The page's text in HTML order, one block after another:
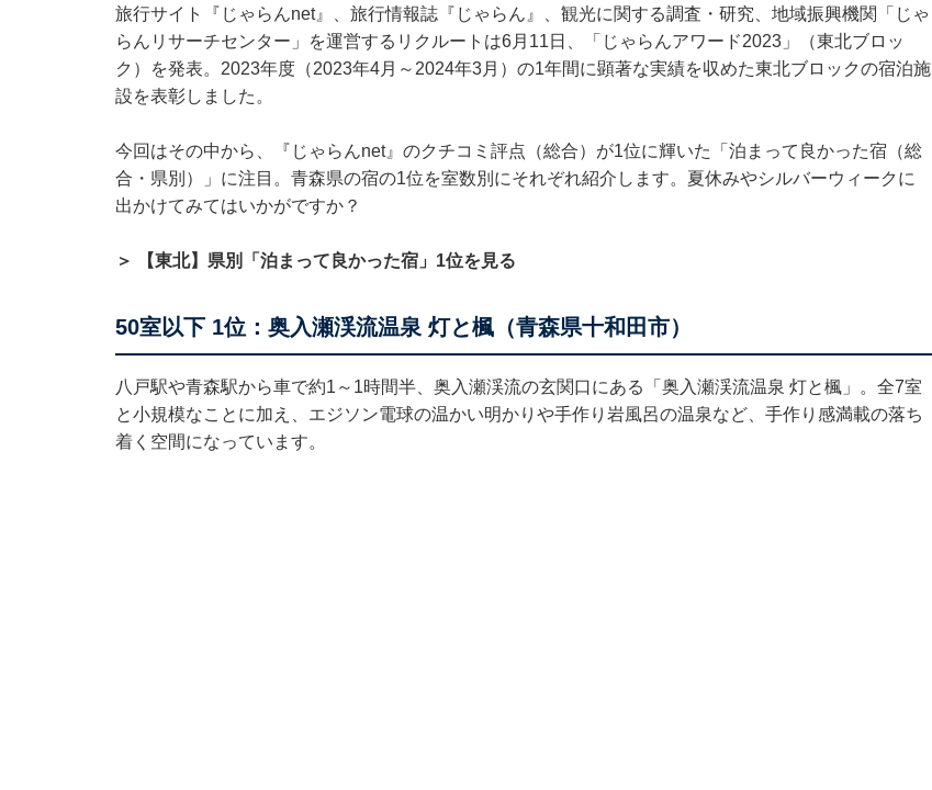
旅行サイト『じゃらんnet』、旅行情報誌『じゃらん』、観光に関する調査・研究、地域振興機関「じゃ
らんリサーチセンター」を運営するリクルートは6月11日、「じゃらんアワード2023」（東北ブロッ
ク）を発表。2023年度（2023年4月～2024年3月）の1年間に顕著な実績を収めた東北ブロックの宿泊施
設を表彰しました。
今回はその中から、『じゃらんnet』のクチコミ評点（総合）が1位に輝いた「泊まって良かった宿（総
合・県別）」に注目。青森県の宿の1位を室数別にそれぞれ紹介します。夏休みやシルバーウィークに
出かけてみてはいかがですか？
＞ 【東北】県別「泊まって良かった宿」1位を見る
50室以下 1位：奥入瀬渓流温泉 灯と楓（青森県十和田市）
八戸駅や青森駅から車で約1～1時間半、奥入瀬渓流の玄関口にある「奥入瀬渓流温泉 灯と楓」。全7室
と小規模なことに加え、エジソン電球の温かい明かりや手作り岩風呂の温泉など、手作り感満載の落ち
着く空間になっています。